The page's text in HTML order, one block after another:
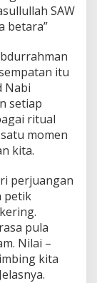
SAW
betara”
itu
Nabi
setiap
ritual
momen
kita.
perjuangan
petik
pula
Nilai –
kita